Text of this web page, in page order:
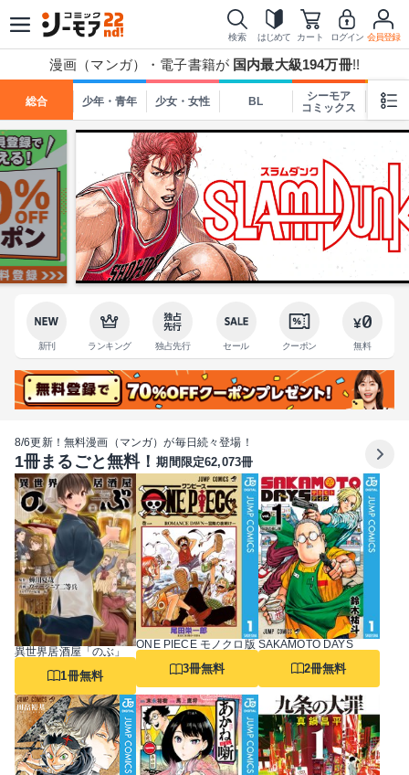
検索 はじめて カート ログイン 会員登録
漫画（マンガ）・電子書籍が 国内最大級194万冊!!
総合 少年・青年 少女・女性 BL
シーモア
コミックス
TL
新刊 ランキング 独占先行 セール クーポン 無料
8/6更新！無料漫画（マンガ）が毎日続々登場！
1冊まるごと無料！期間限定62,073冊
異世界居酒屋「のぶ」
1冊無料
ONE PIECE モノクロ版
3冊無料
SAKAMOTO DAYS
2冊無料